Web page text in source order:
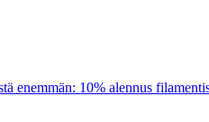
enemmän: 10% alennus